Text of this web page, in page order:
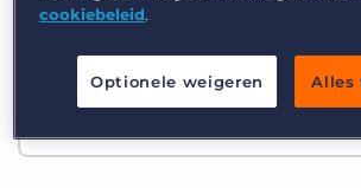
Vraag een demo aan
Exploring AI: A Conversation
Fischer and Jason Heilman
cookiebeleid.
Optionele weigeren Alles